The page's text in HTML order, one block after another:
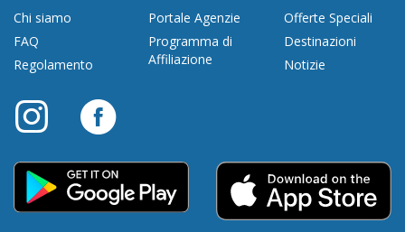
Chi siamo
FAQ
Regolamento
Portale Agenzie
Programma di
Affiliazione
Offerte Speciali
Destinazioni
Notizie